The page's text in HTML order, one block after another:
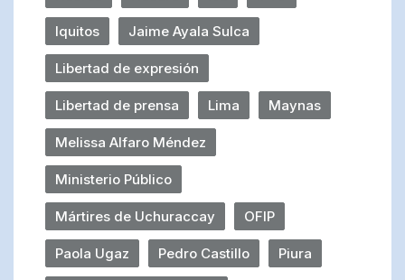
Iquitos Jaime Ayala Sulca
Libertad de expresión
Libertad de prensa Lima Maynas
Melissa Alfaro Méndez
Ministerio Público
Mártires de Uchuraccay OFIP
Paola Ugaz Pedro Castillo Piura